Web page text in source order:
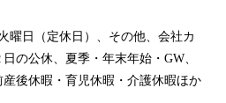
日（定休日）、その他、会社カ
の公休、夏季・年末年始・GW、
後休暇・育児休暇・介護休暇ほか